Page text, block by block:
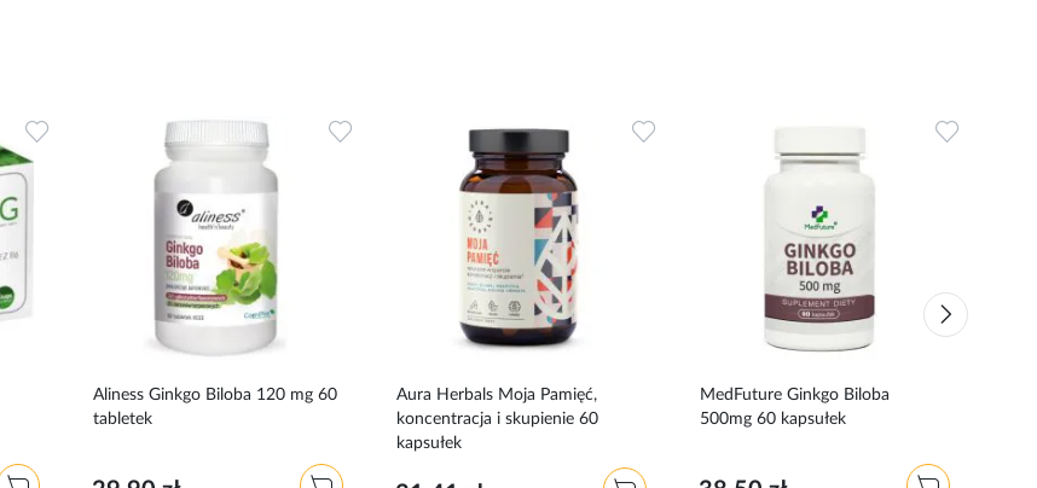
Dodaj
Aliness Ginkgo Biloba 120 mg 60
tabletek
Dodaj
Aura Herbals Moja Pamięć,
koncentracja i skupienie 60
kapsułek
Dodaj
MedFuture Ginkgo Biloba
500mg 60 kapsułek
Dodaj